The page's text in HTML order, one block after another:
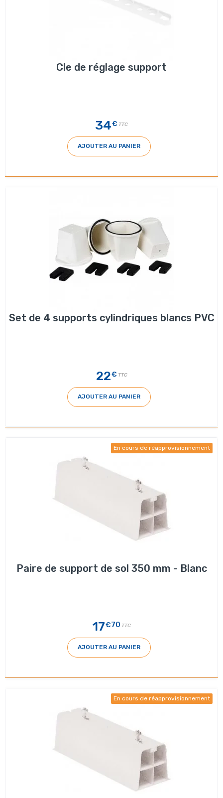
Cle de réglage support
34€ TTC
AJOUTER AU PANIER
Set de 4 supports cylindriques blancs PVC
22€ TTC
AJOUTER AU PANIER
En cours de réapprovisionnement
Paire de support de sol 350 mm - Blanc
17€70 TTC
AJOUTER AU PANIER
En cours de réapprovisionnement